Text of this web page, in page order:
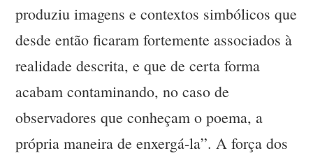
produziu imagens e contextos simbólicos que
desde então ficaram fortemente associados à
realidade descrita, e que de certa forma
acabam contaminando, no caso de
observadores que conheçam o poema, a
própria maneira de enxergá-la”. A força dos